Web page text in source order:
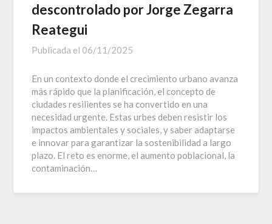
descontrolado por Jorge Zegarra
Reategui
Publicada el 06/11/2025
En un contexto donde el crecimiento urbano avanza
más rápido que la planificación, el concepto de
ciudades resilientes se ha convertido en una
necesidad urgente. Estas urbes deben resistir los
impactos ambientales y sociales, y saber adaptarse
e innovar para garantizar la sostenibilidad a largo
plazo. El reto es enorme, el aumento poblacional, la
contaminación…